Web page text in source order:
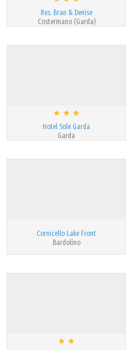
Res. Bran & Denise
Costermano (Garda)
Hotel Sole Garda
Garda
Cornicello Lake Front
Bardolino